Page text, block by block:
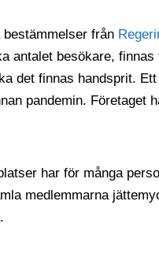
bestämmelser från
antalet besökare,
det finnas handsprit.
pandemin. Företaget
har för många
medlemmarna